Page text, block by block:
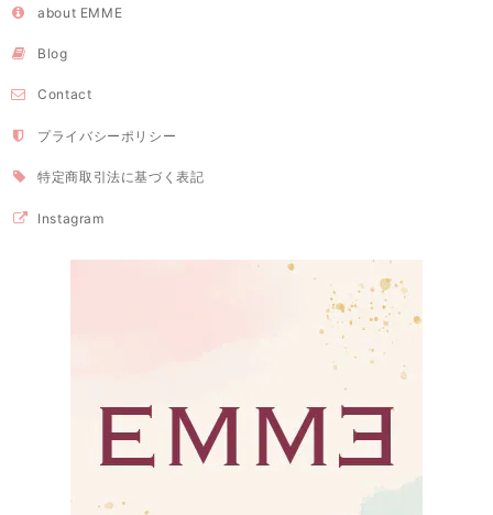
about EMME
Blog
Contact
プライバシーポリシー
特定商取引法に基づく表記
Instagram